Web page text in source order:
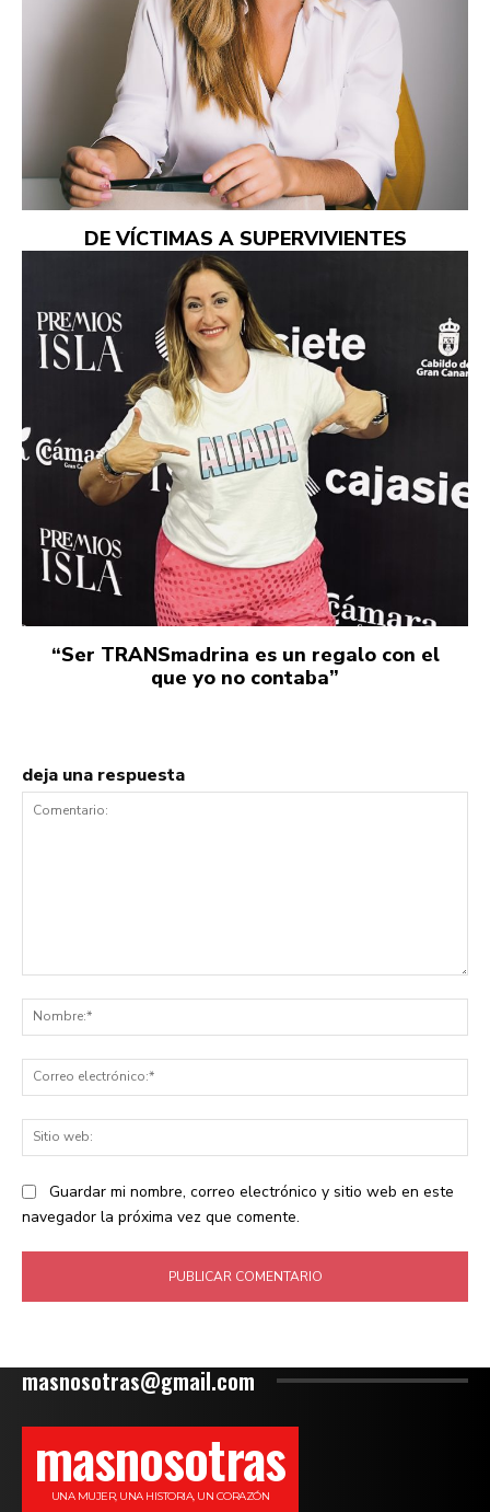
DE VÍCTIMAS A SUPERVIVIENTES
“Ser TRANSmadrina es un regalo con el
que yo no contaba”
deja una respuesta
Guardar mi nombre, correo electrónico y sitio web en este
navegador la próxima vez que comente.
masnosotras@gmail.com
masnosotras
UNA MUJER, UNA HISTORIA, UN CORAZÓN